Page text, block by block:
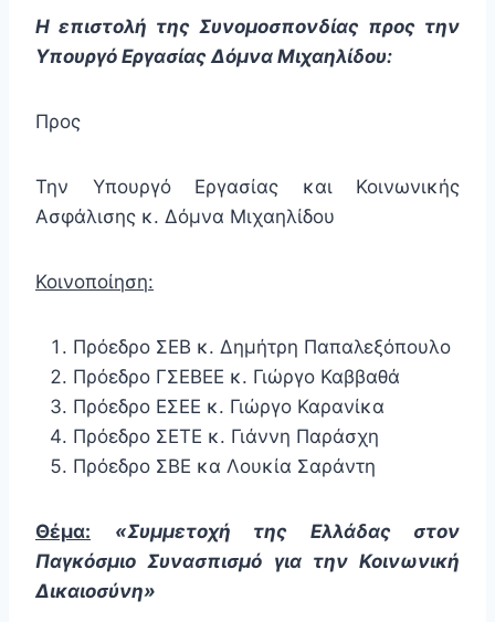
Η επιστολή της Συνομοσπονδίας προς την
Υπουργό Εργασίας Δόμνα Μιχαηλίδου:
Προς
Την Υπουργό Εργασίας και Κοινωνικής
Ασφάλισης κ. Δόμνα Μιχαηλίδου
Κοινοποίηση:
Πρόεδρο ΣΕΒ κ. Δημήτρη Παπαλεξόπουλο
Πρόεδρο ΓΣΕΒΕΕ κ. Γιώργο Καββαθά
Πρόεδρο ΕΣΕΕ κ. Γιώργο Καρανίκα
Πρόεδρο ΣΕΤΕ κ. Γιάννη Παράσχη
Πρόεδρο ΣΒΕ κα Λουκία Σαράντη
Θέμα:
«Συμμετοχή της Ελλάδας στον
Παγκόσμιο Συνασπισμό για την Κοινωνική
Δικαιοσύνη»